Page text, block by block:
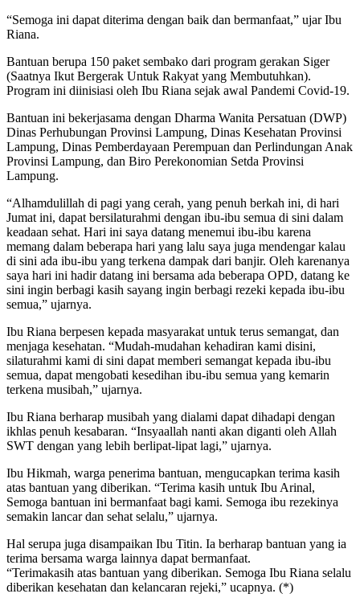
“Semoga ini dapat diterima dengan baik dan bermanfaat,” ujar Ibu
Riana.
Bantuan berupa 150 paket sembako dari program gerakan Siger
(Saatnya Ikut Bergerak Untuk Rakyat yang Membutuhkan).
Program ini diinisiasi oleh Ibu Riana sejak awal Pandemi Covid-19.
Bantuan ini bekerjasama dengan Dharma Wanita Persatuan (DWP)
Dinas Perhubungan Provinsi Lampung, Dinas Kesehatan Provinsi
Lampung, Dinas Pemberdayaan Perempuan dan Perlindungan Anak
Provinsi Lampung, dan Biro Perekonomian Setda Provinsi
Lampung.
“Alhamdulillah di pagi yang cerah, yang penuh berkah ini, di hari
Jumat ini, dapat bersilaturahmi dengan ibu-ibu semua di sini dalam
keadaan sehat. Hari ini saya datang menemui ibu-ibu karena
memang dalam beberapa hari yang lalu saya juga mendengar kalau
di sini ada ibu-ibu yang terkena dampak dari banjir. Oleh karenanya
saya hari ini hadir datang ini bersama ada beberapa OPD, datang ke
sini ingin berbagi kasih sayang ingin berbagi rezeki kepada ibu-ibu
semua,” ujarnya.
Ibu Riana berpesen kepada masyarakat untuk terus semangat, dan
menjaga kesehatan. “Mudah-mudahan kehadiran kami disini,
silaturahmi kami di sini dapat memberi semangat kepada ibu-ibu
semua, dapat mengobati kesedihan ibu-ibu semua yang kemarin
terkena musibah,” ujarnya.
Ibu Riana berharap musibah yang dialami dapat dihadapi dengan
ikhlas penuh kesabaran. “Insyaallah nanti akan diganti oleh Allah
SWT dengan yang lebih berlipat-lipat lagi,” ujarnya.
Ibu Hikmah, warga penerima bantuan, mengucapkan terima kasih
atas bantuan yang diberikan. “Terima kasih untuk Ibu Arinal,
Semoga bantuan ini bermanfaat bagi kami. Semoga ibu rezekinya
semakin lancar dan sehat selalu,” ujarnya.
Hal serupa juga disampaikan Ibu Titin. Ia berharap bantuan yang ia
terima bersama warga lainnya dapat bermanfaat.
“Terimakasih atas bantuan yang diberikan. Semoga Ibu Riana selalu
diberikan kesehatan dan kelancaran rejeki,” ucapnya. (*)